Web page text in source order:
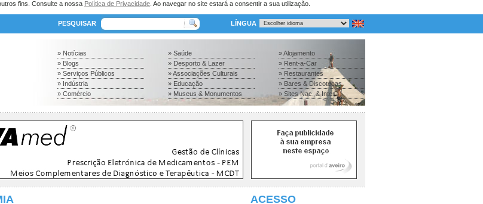
fins. Consulte a nossa Política de Privacidade . Ao navegar no site estará a consentir a sua utilização.
PESQUISAR LÍNGUA
» Notícias
» Blogs
» Serviços Públicos
» Indústria
» Comércio
» Saúde
» Desporto & Lazer
» Associações Culturais
» Educação
» Museus & Monumentos
» Alojamento
» Rent-a-Car
» Restaurantes
» Bares & Discotecas
» Sites Nac. & Inter.
ACESSO